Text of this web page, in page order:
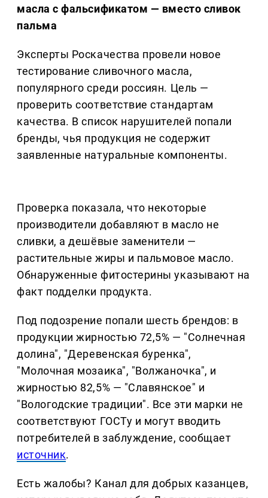
масла с фальсификатом — вместо сливок
пальма
Эксперты Роскачества провели новое
тестирование сливочного масла,
популярного среди россиян. Цель —
проверить соответствие стандартам
качества. В список нарушителей попали
бренды, чья продукция не содержит
заявленные натуральные компоненты.
Проверка показала, что некоторые
производители добавляют в масло не
сливки, а дешёвые заменители —
растительные жиры и пальмовое масло.
Обнаруженные фитостерины указывают на
факт подделки продукта.
Под подозрение попали шесть брендов: в
продукции жирностью 72,5% — "Солнечная
долина", "Деревенская буренка",
"Молочная мозаика", "Волжаночка", и
жирностью 82,5% — "Славянское" и
"Вологодские традиции". Все эти марки не
соответствуют ГОСТу и могут вводить
потребителей в заблуждение, сообщает
источник.
Есть жалобы? Канал для добрых казанцев,